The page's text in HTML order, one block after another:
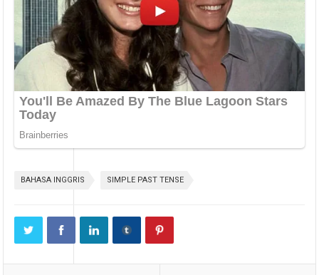
BAHASA INGGRIS SIMPLE PAST TENSE